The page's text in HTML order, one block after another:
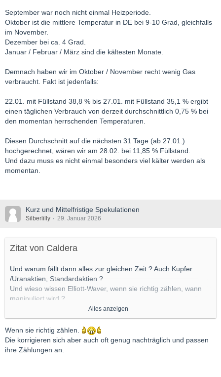
den 03.04. erreicht.
Ab da wurde mehr eingespeichert als verbraucht.
Da bleiben bis zu NULL 52 Tage Reserve für extreme
Ereignisse.
Es reicht, komfortabel ist anders !
September war noch nicht einmal Heizperiode.
Oktober ist die mittlere Temperatur in DE bei 9-10 Grad, gleichfalls
im November.
Dezember bei ca. 4 Grad.
Januar / Februar / März sind die kältesten Monate.
Demnach haben wir im Oktober / November recht wenig Gas
verbraucht. Fakt ist jedenfalls:
22.01. mit Füllstand 38,8 % bis 27.01. mit Füllstand 35,1 % ergibt
einen täglichen Verbrauch von derzeit durchschnittlich 0,75 % bei
den momentan herrschenden Temperaturen.
Diesen Durchschnitt auf die nächsten 31 Tage (ab 27.01.)
hochgerechnet, wären wir am 28.02. bei 11,85 % Füllstand.
Und dazu muss es nicht einmal besonders viel kälter werden als
momentan.
Kurz und Mittelfristige Spekulationen
Silberlilly 29. Januar 2026
Zitat von Caldera
Und warum fällt dann alles zur gleichen Zeit ? Auch Kupfer
/Uranaktien, Standardaktien ?
Und wieso wissen Elliott-Waver, wenn sie richtig zählen, wann
manipuliert wird ?
Nachtrag : Das nachgeholfen wird ist unbestritten ! Aber alles
mit Manipulation zu erklären, ist nicht
zielführend, denn dann wären wir dem machtlos ausgeliefert.
Wenn Kurse fallen, dann kommen mehrere Dinge zusammen.....
Alles anzeigen
Wenn sie richtig zählen.
Die korrigieren sich aber auch oft genug nachträglich und passen
ihre Zählungen an.